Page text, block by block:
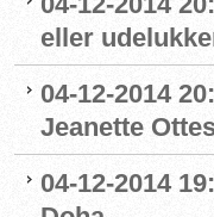
eller
04-12-2014
Jeanette
04-12-2014